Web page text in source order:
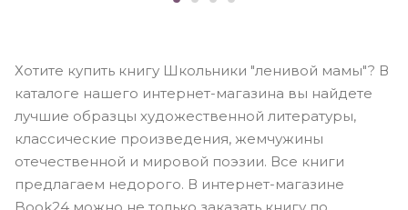
Хотите купить книгу Школьники "ленивой мамы"? В
каталоге нашего интернет-магазина вы найдете
лучшие образцы художественной литературы,
классические произведения, жемчужины
отечественной и мировой поэзии. Все книги
предлагаем недорого. В интернет-магазине